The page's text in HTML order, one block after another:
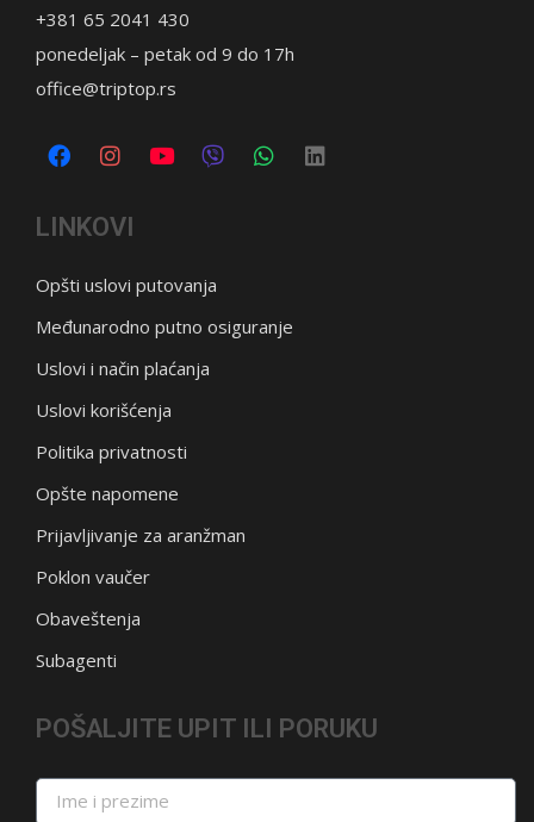
+381 65 2041 430
ponedeljak – petak od 9 do 17h
office@triptop.rs
LINKOVI
Opšti uslovi putovanja
Međunarodno putno osiguranje
Uslovi i način plaćanja
Uslovi korišćenja
Politika privatnosti
Opšte napomene
Prijavljivanje za aranžman
Poklon vaučer
Obaveštenja
Subagenti
POŠALJITE UPIT ILI PORUKU